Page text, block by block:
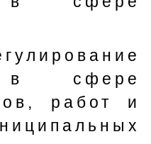
в сфере
работ и